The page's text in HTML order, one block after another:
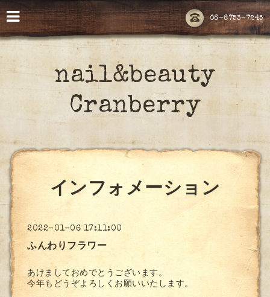
06-6753-7245
nail&beauty
Cranberry
インフォメーション
2022-01-06 17:11:00
ふんわりフラワー
あけましておめでとうございます。
今年もどうぞよろしくお願いいたします。